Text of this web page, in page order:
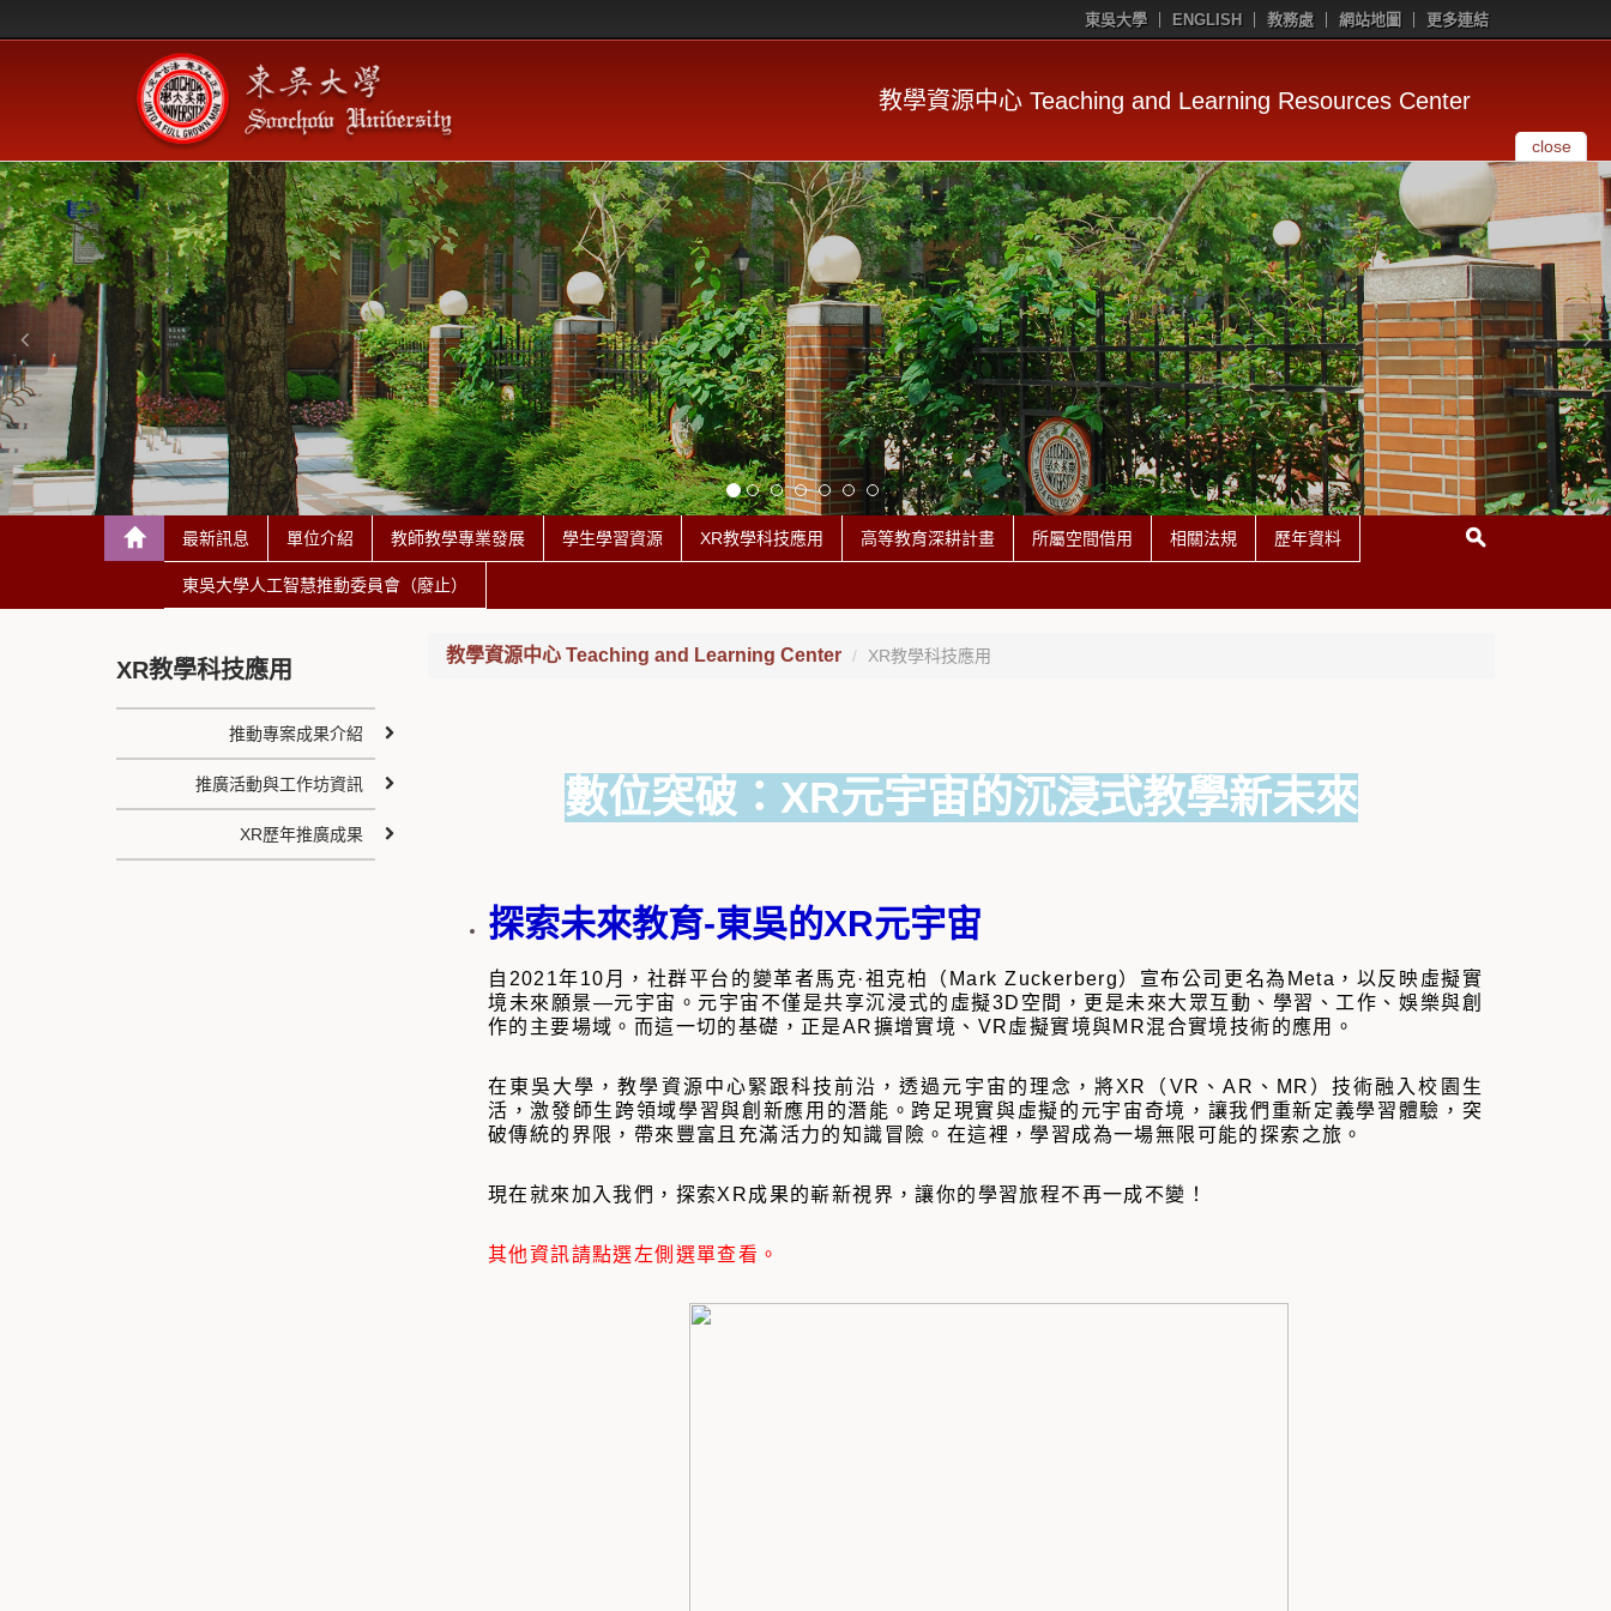
東吳大學 ENGLISH 教務處 網站地圖 更多連結
教學資源中心 Teaching and Learning Resources Center
close
最新訊息 單位介紹 教師教學專業發展 學生學習資源 XR教學科技應用 高等教育深耕計畫 所屬空間借用 相關法規 歷年資料
東吳大學人工智慧推動委員會（廢止）
教學資源中心 Teaching and Learning Center XR教學科技應用
數位突破：XR元宇宙的沉浸式教學新未來
探索未來教育-東吳的XR元宇宙
自2021年10月，社群平台的變革者馬克·祖克柏（Mark Zuckerberg）宣布公司更名為Meta，以反映虛擬實
境未來願景—元宇宙。元宇宙不僅是共享沉浸式的虛擬3D空間，更是未來大眾互動、學習、工作、娛樂與創
作的主要場域。而這一切的基礎，正是AR擴增實境、VR虛擬實境與MR混合實境技術的應用。
在東吳大學，教學資源中心緊跟科技前沿，透過元宇宙的理念，將XR（VR、AR、MR）技術融入校園生
活，激發師生跨領域學習與創新應用的潛能。跨足現實與虛擬的元宇宙奇境，讓我們重新定義學習體驗，突
破傳統的界限，帶來豐富且充滿活力的知識冒險。在這裡，學習成為一場無限可能的探索之旅。
現在就來加入我們，探索XR成果的嶄新視界，讓你的學習旅程不再一成不變！
其他資訊請點選左側選單查看。
XR教學科技應用
推動專案成果介紹
推廣活動與工作坊資訊
XR歷年推廣成果